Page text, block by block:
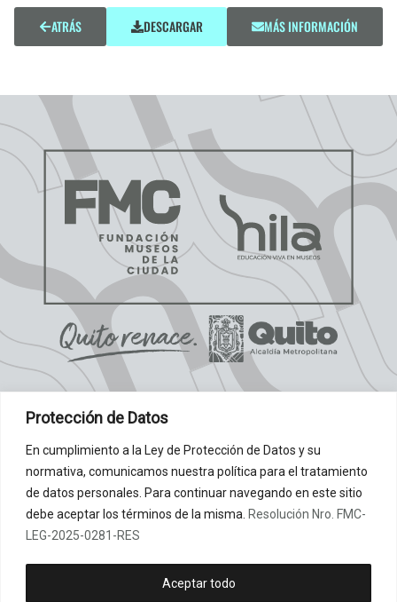
Protección de Datos
En cumplimiento a la Ley de Protección de Datos y su
normativa, comunicamos nuestra política para el tratamiento
de datos personales. Para continuar navegando en este sitio
debe aceptar los términos de la misma. Resolución Nro. FMC-
LEG-2025-0281-RES
Aceptar todo
ATRÁS DESCARGAR MÁS INFORMACIÓN
I
n
s
t
a
g
F
a
c
e
b
o
Y
o
u
t
u
b
T
i
k
t
k
E
n
v
e
o
p
CONTÁCTANOS:
+593 954 262 221
hila.fmc@fmcquito.gob.ec
García Moreno y Rocafuerte